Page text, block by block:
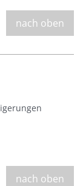
nach oben
nach oben